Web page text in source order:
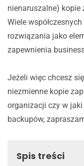
nienaruszalne)
Wiele
rozwiązania jako
zapewnienia
Jeżeli więc chcesz
niezmienne kopie
organizacji czy w
backupów,
Spis treści